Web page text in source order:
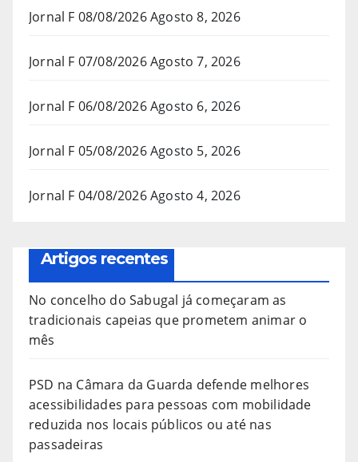
Jornal F 08/08/2026Agosto 8, 2026
Jornal F 07/08/2026Agosto 7, 2026
Jornal F 06/08/2026Agosto 6, 2026
Jornal F 05/08/2026Agosto 5, 2026
Jornal F 04/08/2026Agosto 4, 2026
Artigos recentes
No concelho do Sabugal já começaram as
tradicionais capeias que prometem animar o
mês
PSD na Câmara da Guarda defende melhores
acessibilidades para pessoas com mobilidade
reduzida nos locais públicos ou até nas
passadeiras